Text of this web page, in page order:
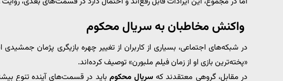
واکنش مخاطبان به سریال محکوم
در شبکه‌های اجتماعی، بسیاری از کاربران از تغییر چهره بازیگری پژمان
«پخته‌ترین بازی او از زمان فیلم ملبورن» توصیف کرده‌اند.
در مقابل، گروهی معتقدند که سریال محکوم باید در قسمت‌های آینده تنوع